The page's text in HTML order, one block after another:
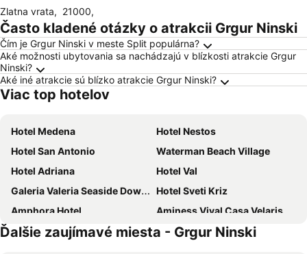
Zlatna vrata, 21000,
Často kladené otázky o atrakcii Grgur Ninski
Čím je Grgur Ninski v meste Split populárna?
Aké možnosti ubytovania sa nachádzajú v blízkosti atrakcie Grgur
Ninski?
Aké iné atrakcie sú blízko atrakcie Grgur Ninski?
Viac top hotelov
Hotel Medena
Hotel Nestos
Hotel San Antonio
Waterman Beach Village
Hotel Adriana
Hotel Val
Galeria Valeria Seaside Downtown - MAG Quaint & Elegant Boutique Hotels
Hotel Sveti Kriz
Amphora Hotel
Aminess Vival Casa Velaris
Radisson Blu Resort & Spa, Split
Palace Derossi
Ďalšie zaujímavé miesta - Grgur Ninski